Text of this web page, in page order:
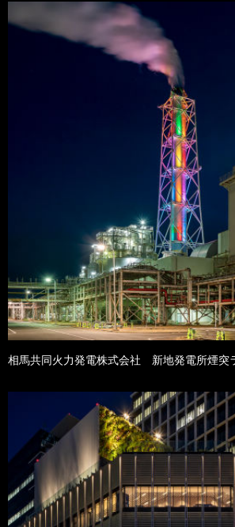
相馬共同火力発電株式会社 新地発電所煙突